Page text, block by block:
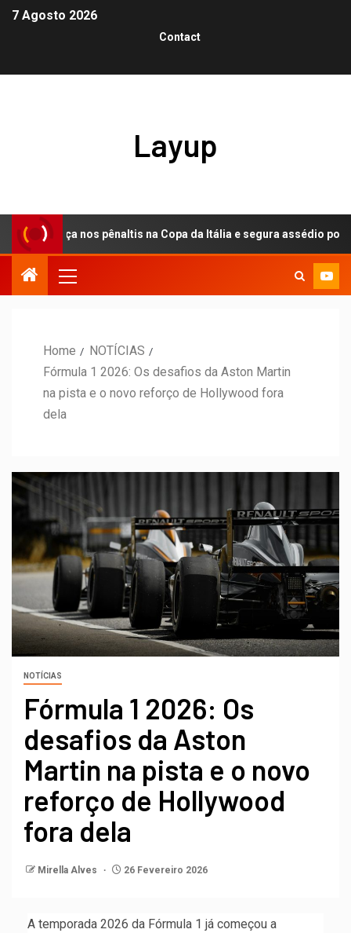
7 Agosto 2026
Contact
Layup
nos pênaltis na Copa da Itália e segura assédio por Dodô
Home
NOTÍCIAS
Fórmula 1 2026: Os desafios da Aston Martin
na pista e o novo reforço de Hollywood fora
dela
NOTÍCIAS
Fórmula 1 2026: Os
desafios da Aston
Martin na pista e o novo
reforço de Hollywood
fora dela
Mirella Alves 26 Fevereiro 2026
A temporada 2026 da Fórmula 1 já começou a